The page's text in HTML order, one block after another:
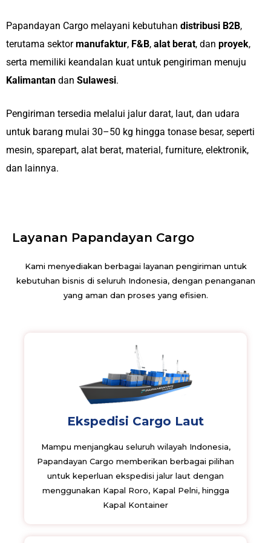
Papandayan Cargo melayani kebutuhan distribusi B2B,
terutama sektormanufaktur, F&B, alat berat, dan proyek,
serta memiliki keandalan kuat untuk pengiriman menuju
Kalimantan dan Sulawesi.
Pengiriman tersedia melalui jalur darat, laut, dan udara
untuk barang mulai 30–50 kg hingga tonase besar, seperti
mesin, sparepart, alat berat, material, furniture, elektronik,
dan lainnya.
Layanan Papandayan Cargo
Kami menyediakan berbagai layanan pengiriman untuk
kebutuhan bisnis di seluruh Indonesia, dengan penanganan
yang aman dan proses yang efisien.
Ekspedisi Cargo Laut
Mampu menjangkau seluruh wilayah Indonesia,
Papandayan Cargo memberikan berbagai pilihan
untuk keperluan ekspedisi jalur laut dengan
menggunakan Kapal Roro, Kapal Pelni, hingga
Kapal Kontainer